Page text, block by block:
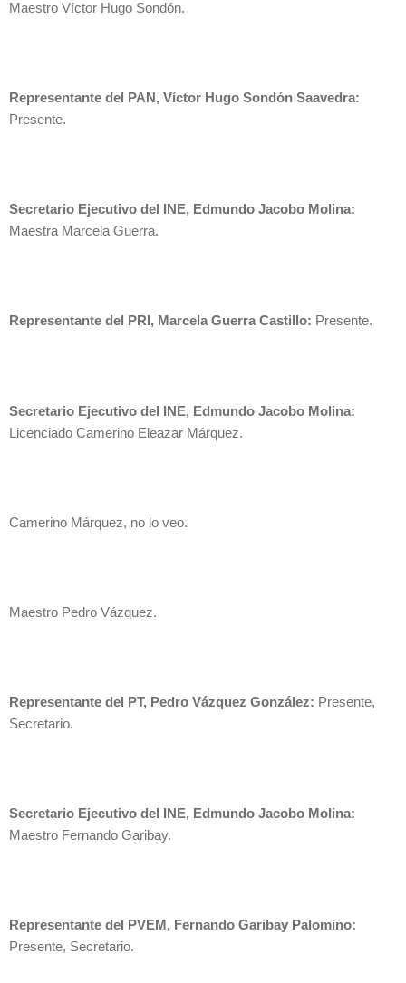
Maestro Víctor Hugo Sondón.
Representante del PAN, Víctor Hugo Sondón Saavedra:
Presente.
Secretario Ejecutivo del INE, Edmundo Jacobo Molina:
Maestra Marcela Guerra.
Representante del PRI, Marcela Guerra Castillo: Presente.
Secretario Ejecutivo del INE, Edmundo Jacobo Molina:
Licenciado Camerino Eleazar Márquez.
Camerino Márquez, no lo veo.
Maestro Pedro Vázquez.
Representante del PT, Pedro Vázquez González: Presente,
Secretario.
Secretario Ejecutivo del INE, Edmundo Jacobo Molina:
Maestro Fernando Garibay.
Representante del PVEM, Fernando Garibay Palomino:
Presente, Secretario.